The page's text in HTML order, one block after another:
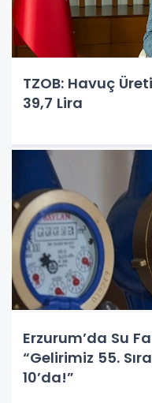
TZOB: Havuç
39,7 Lira
Erzurum’da Su
“Gelirimiz 55.
10’da!”